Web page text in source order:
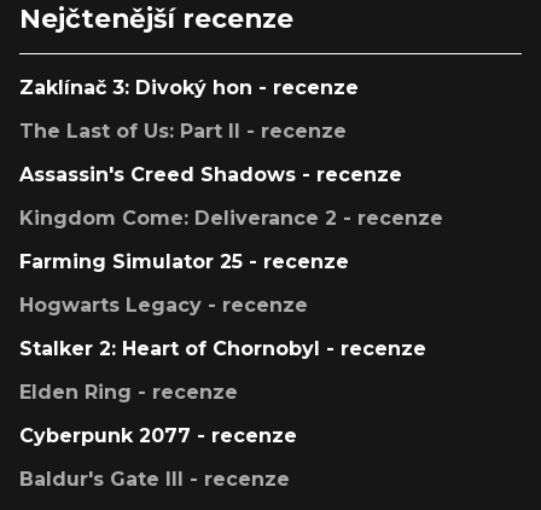
Nejčtenější recenze
Zaklínač 3: Divoký hon - recenze
The Last of Us: Part II - recenze
Assassin's Creed Shadows - recenze
Kingdom Come: Deliverance 2 - recenze
Farming Simulator 25 - recenze
Hogwarts Legacy - recenze
Stalker 2: Heart of Chornobyl - recenze
Elden Ring - recenze
Cyberpunk 2077 - recenze
Baldur's Gate III - recenze